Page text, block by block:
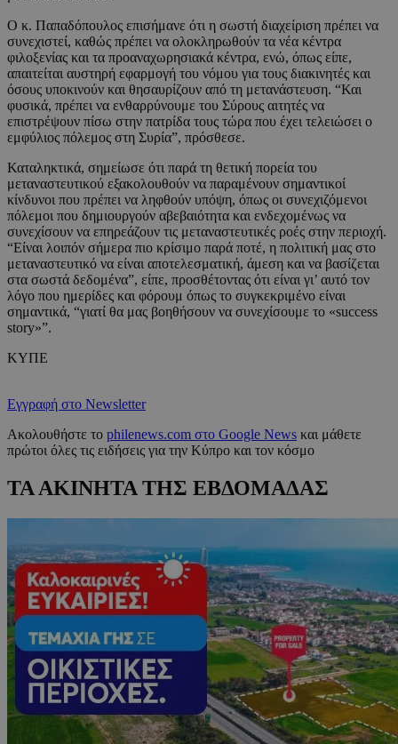
Ο κ. Παπαδόπουλος επισήμανε ότι η σωστή διαχείριση πρέπει να
συνεχιστεί, καθώς πρέπει να ολοκληρωθούν τα νέα κέντρα
φιλοξενίας και τα προαναχωρησιακά κέντρα, ενώ, όπως είπε,
απαιτείται αυστηρή εφαρμογή του νόμου για τους διακινητές και
όσους υποκινούν και θησαυρίζουν από τη μετανάστευση. “Και
φυσικά, πρέπει να ενθαρρύνουμε του Σύρους αιτητές να
επιστρέψουν πίσω στην πατρίδα τους τώρα που έχει τελειώσει ο
εμφύλιος πόλεμος στη Συρία”, πρόσθεσε.
Καταληκτικά, σημείωσε ότι παρά τη θετική πορεία του
μεταναστευτικού εξακολουθούν να παραμένουν σημαντικοί
κίνδυνοι που πρέπει να ληφθούν υπόψη, όπως οι συνεχιζόμενοι
πόλεμοι που δημιουργούν αβεβαιότητα και ενδεχομένως να
συνεχίσουν να επηρεάζουν τις μεταναστευτικές ροές στην περιοχή.
“Είναι λοιπόν σήμερα πιο κρίσιμο παρά ποτέ, η πολιτική μας στο
μεταναστευτικό να είναι αποτελεσματική, άμεση και να βασίζεται
στα σωστά δεδομένα”, είπε, προσθέτοντας ότι είναι γι’ αυτό τον
λόγο που ημερίδες και φόρουμ όπως το συγκεκριμένο είναι
σημαντικά, “γιατί θα μας βοηθήσουν να συνεχίσουμε το «success
story»”.
ΚΥΠΕ
Εγγραφή στο Newsletter
Ακολουθήστε το philenews.com στο Google News και μάθετε
πρώτοι όλες τις ειδήσεις για την Κύπρο και τον κόσμο
ΤΑ ΑΚΙΝΗΤΑ ΤΗΣ ΕΒΔΟΜΑΔΑΣ